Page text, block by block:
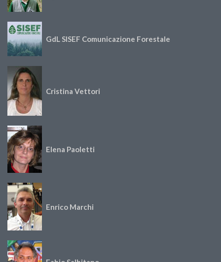
GdL SISEF Comunicazione Forestale
Cristina Vettori
Elena Paoletti
Enrico Marchi